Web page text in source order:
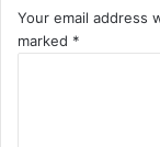
Your email address
marked *